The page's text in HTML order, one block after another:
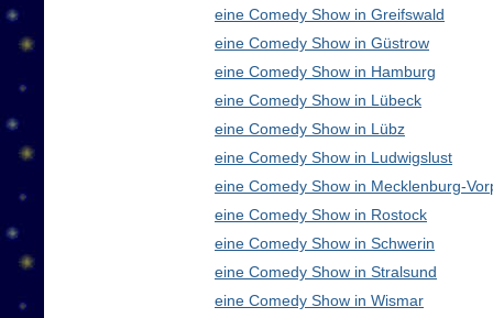
eine Comedy Show in Greifswald
eine Comedy Show in Güstrow
eine Comedy Show in Hamburg
eine Comedy Show in Lübeck
eine Comedy Show in Lübz
eine Comedy Show in Ludwigslust
eine Comedy Show in Mecklenburg-
eine Comedy Show in Rostock
eine Comedy Show in Schwerin
eine Comedy Show in Stralsund
eine Comedy Show in Wismar